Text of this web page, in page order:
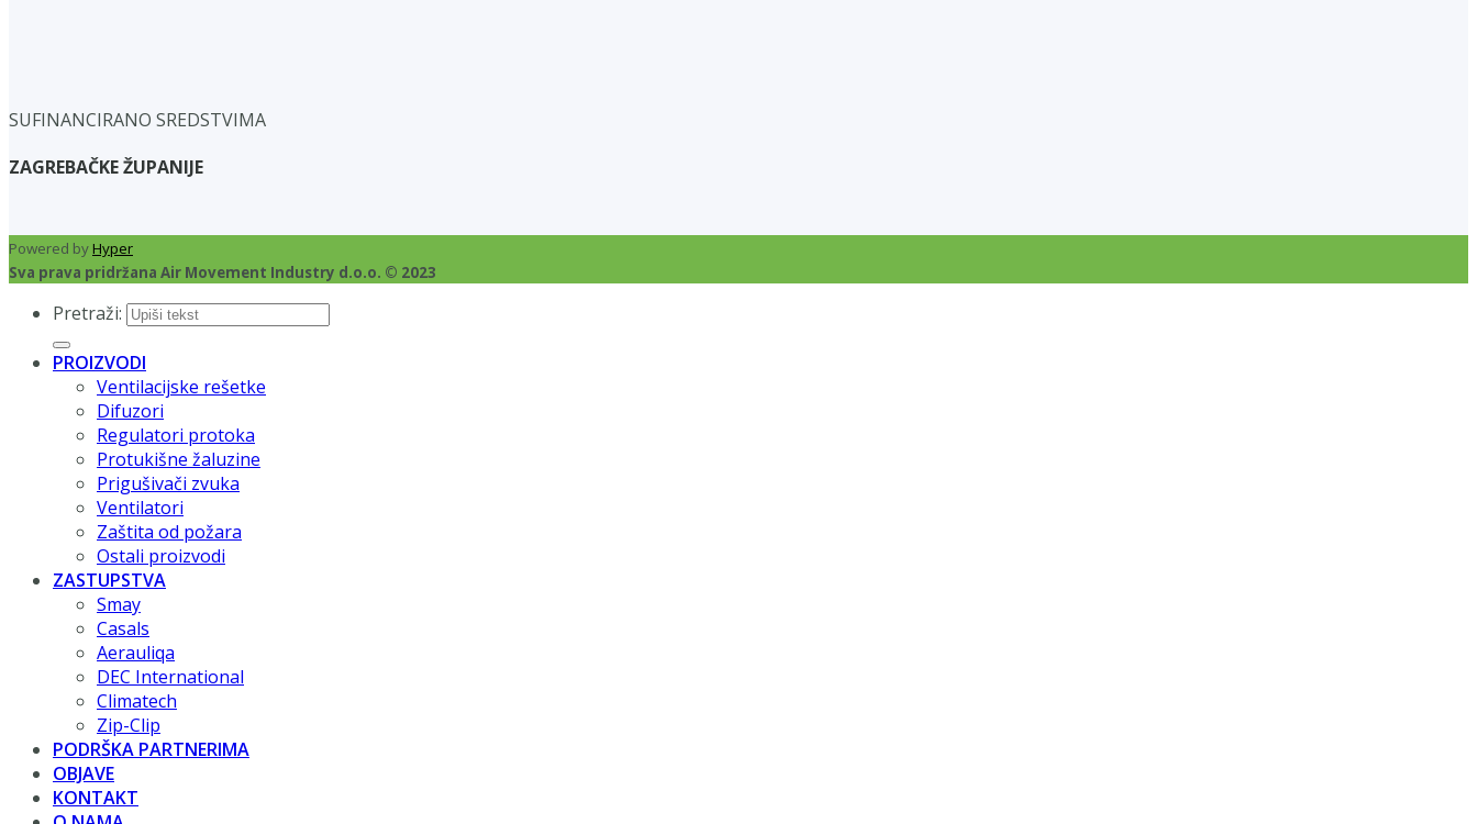
SUFINANCIRANO SREDSTVIMA
ZAGREBAČKE ŽUPANIJE
Powered byHyper
Sva prava pridržana Air Movement Industry d.o.o. © 2023
Pretraži:
PROIZVODI
Ventilacijske rešetke
Difuzori
Regulatori protoka
Protukišne žaluzine
Prigušivači zvuka
Ventilatori
Zaštita od požara
Ostali proizvodi
ZASTUPSTVA
Smay
Casals
Aerauliqa
DEC International
Climatech
Zip-Clip
PODRŠKA PARTNERIMA
OBJAVE
KONTAKT